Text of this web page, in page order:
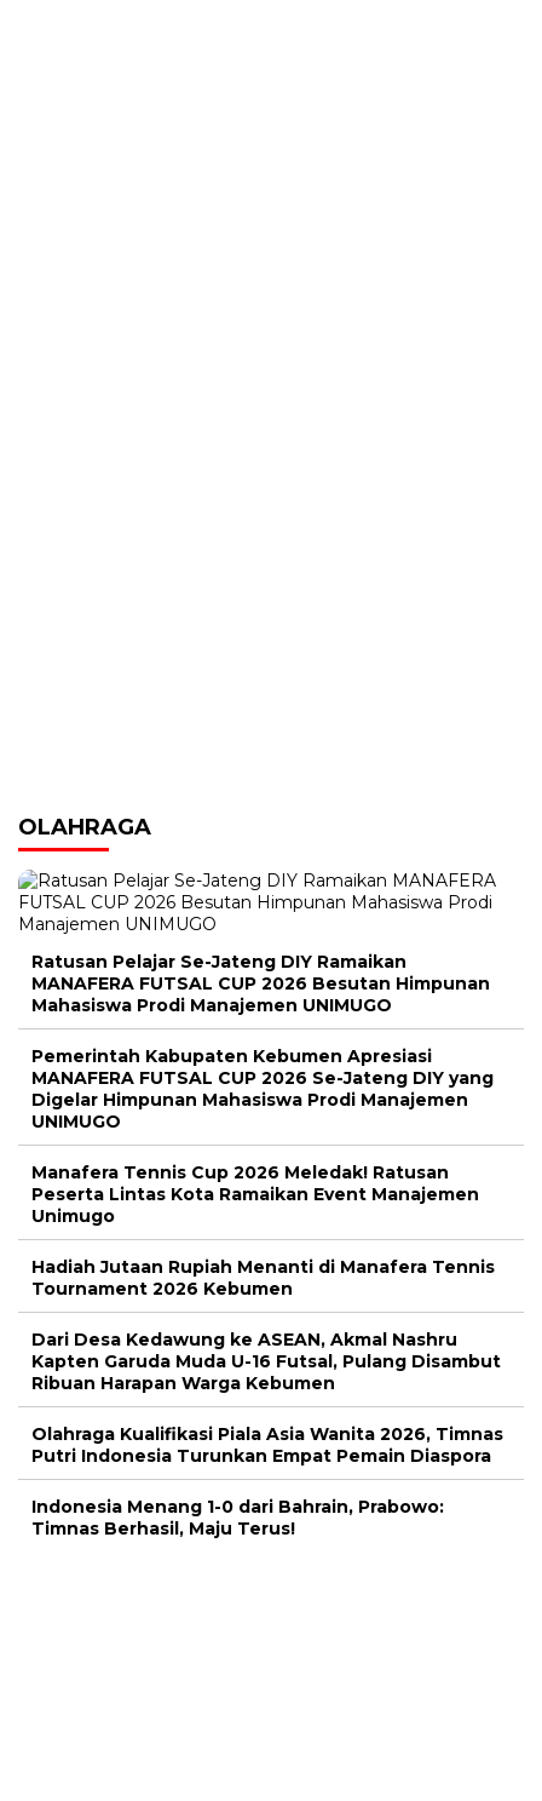
OLAHRAGA
Ratusan Pelajar Se-Jateng DIY Ramaikan
MANAFERA FUTSAL CUP 2026 Besutan Himpunan
Mahasiswa Prodi Manajemen UNIMUGO
Pemerintah Kabupaten Kebumen Apresiasi
MANAFERA FUTSAL CUP 2026 Se-Jateng DIY yang
Digelar Himpunan Mahasiswa Prodi Manajemen
UNIMUGO
Manafera Tennis Cup 2026 Meledak! Ratusan
Peserta Lintas Kota Ramaikan Event Manajemen
Unimugo
Hadiah Jutaan Rupiah Menanti di Manafera Tennis
Tournament 2026 Kebumen
Dari Desa Kedawung ke ASEAN, Akmal Nashru
Kapten Garuda Muda U-16 Futsal, Pulang Disambut
Ribuan Harapan Warga Kebumen
Olahraga Kualifikasi Piala Asia Wanita 2026, Timnas
Putri Indonesia Turunkan Empat Pemain Diaspora
Indonesia Menang 1-0 dari Bahrain, Prabowo:
Timnas Berhasil, Maju Terus!